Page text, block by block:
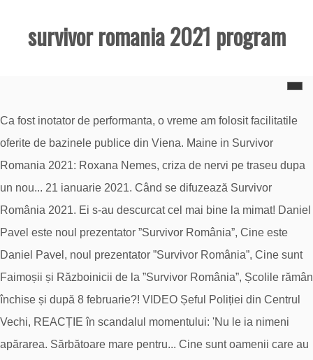
survivor romania 2021 program
Ca fost inotator de performanta, o vreme am folosit facilitatile
oferite de bazinele publice din Viena. Maine in Survivor
Romania 2021: Roxana Nemes, criza de nervi pe traseu dupa
un nou... 21 ianuarie 2021. Când se difuzează Survivor
România 2021. Ei s-au descurcat cel mai bine la mimat! Daniel
Pavel este noul prezentator ”Survivor România”, Cine este
Daniel Pavel, noul prezentator ”Survivor România”, Cine sunt
Faimoșii și Războinicii de la ”Survivor România”, Școlile rămân
închise și după 8 februarie?! VIDEO Șeful Poliției din Centrul
Vechi, REACȚIE în scandalul momentului: 'Nu le ia nimeni
apărarea. Sărbătoare mare pentru... Cine sunt oamenii care au